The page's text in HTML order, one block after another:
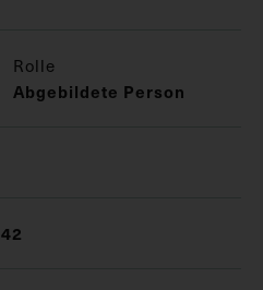
Rolle
Abgebildete Person